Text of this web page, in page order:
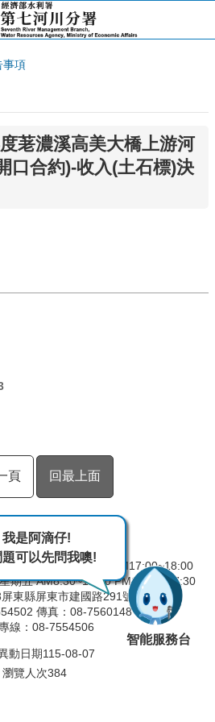
事項
荖濃溪高美大橋上游河
口合約)-收入(土石標)決
頁 回最上面
彈性下班時間：PM17:00~18:00
期五 AM8:30~12:30 PM13:30~17:30
東縣屏東市建國路291號
傳真：08-7560148
線：08-7554506
動日期115-08-07
瀏覽人次384
是阿滴仔!
可以先問我噢!
智能服務台